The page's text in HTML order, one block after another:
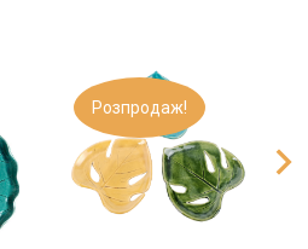
Розпродаж!